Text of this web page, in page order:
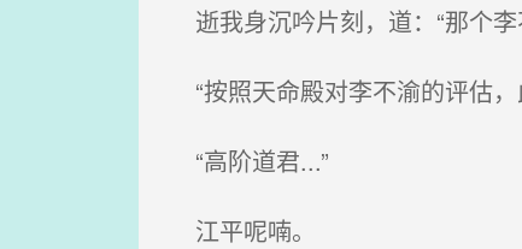
逝我身沉吟片刻，道：“那个
“按照天命殿对李不渝的评估
“高阶道君...”
江平呢喃。